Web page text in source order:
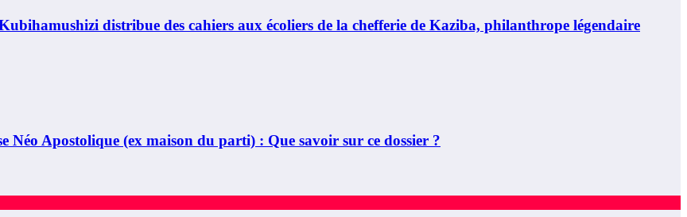
distribue des cahiers aux écoliers de la chefferie de Kaziba, philanthrope légendaire
Apostolique (ex maison du parti) : Que savoir sur ce dossier ?